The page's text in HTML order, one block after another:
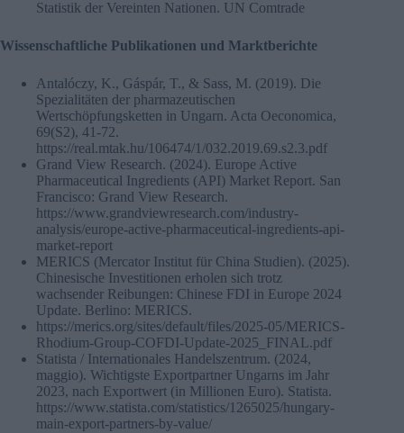
Statistik der Vereinten Nationen. UN Comtrade
Wissenschaftliche Publikationen und Marktberichte
Antalóczy, K., Gáspár, T., & Sass, M. (2019). Die
Spezialitäten der pharmazeutischen
Wertschöpfungsketten in Ungarn. Acta Oeconomica,
69(S2), 41-72.
https://real.mtak.hu/106474/1/032.2019.69.s2.3.pdf
Grand View Research. (2024). Europe Active
Pharmaceutical Ingredients (API) Market Report. San
Francisco: Grand View Research.
https://www.grandviewresearch.com/industry-
analysis/europe-active-pharmaceutical-ingredients-api-
market-report
MERICS (Mercator Institut für China Studien). (2025).
Chinesische Investitionen erholen sich trotz
wachsender Reibungen: Chinese FDI in Europe 2024
Update. Berlino: MERICS.
https://merics.org/sites/default/files/2025-05/MERICS-
Rhodium-Group-COFDI-Update-2025_FINAL.pdf
Statista / Internationales Handelszentrum. (2024,
maggio). Wichtigste Exportpartner Ungarns im Jahr
2023, nach Exportwert (in Millionen Euro). Statista.
https://www.statista.com/statistics/1265025/hungary-
main-export-partners-by-value/